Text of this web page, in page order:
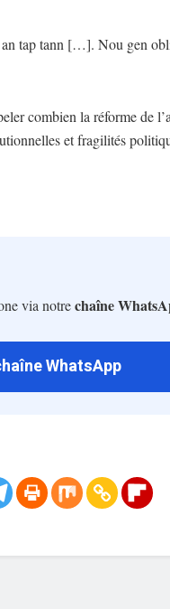
tap tann […]. Nou gen
combien la réforme de
et fragilités
via notrechaîne
WhatsApp